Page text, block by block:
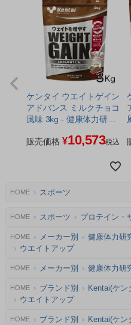
ケンタイ ウエイトゲイン
アドバンス ミルクチョコ
風味 3kg - 健康体力研究
販売価格 ¥10,573税込
HOME スポーツ
HOME スポーツ プロテイン・
HOME メーカー別 健康体力研
ウエイトアップ
HOME メーカー別 健康体力研
HOME ブランド別 Kentai(ケン
ウエイトアップ
HOME ブランド別 Kentai(ケン